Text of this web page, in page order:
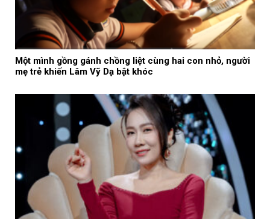
Một mình gồng gánh chồng liệt cùng hai con nhỏ, người
mẹ trẻ khiến Lâm Vỹ Dạ bật khóc